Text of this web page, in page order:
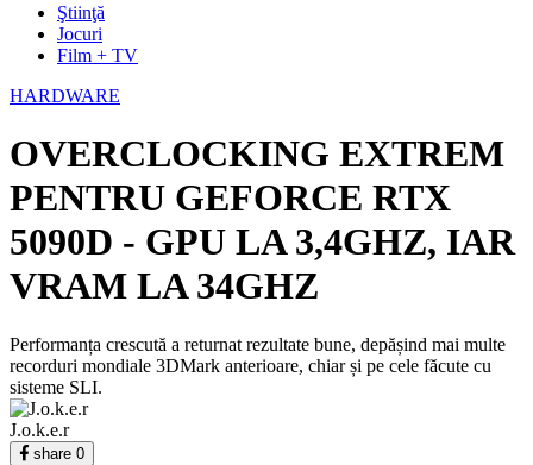
Ştiinţă
Jocuri
Film + TV
HARDWARE
OVERCLOCKING EXTREM
PENTRU GEFORCE RTX
5090D - GPU LA 3,4GHZ, IAR
VRAM LA 34GHZ
Performanța crescută a returnat rezultate bune, depășind mai multe
recorduri mondiale 3DMark anterioare, chiar și pe cele făcute cu
sisteme SLI.
J.o.k.e.r
share 0